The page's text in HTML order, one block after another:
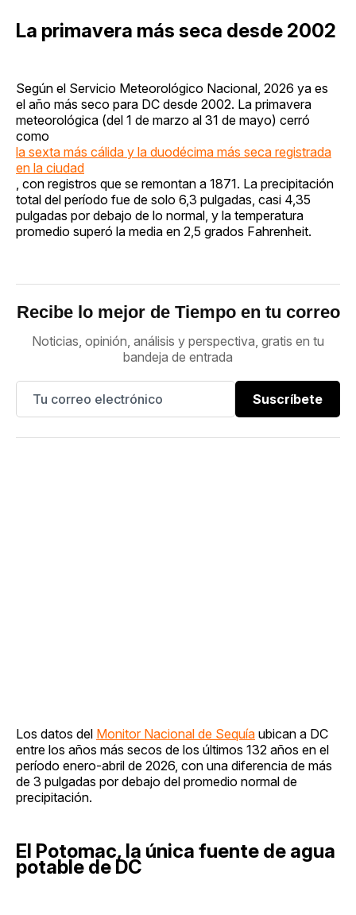
La primavera más seca desde 2002
Según el Servicio Meteorológico Nacional, 2026 ya es
el año más seco para DC desde 2002. La primavera
meteorológica (del 1 de marzo al 31 de mayo) cerró
como
la sexta más cálida y la duodécima más seca registrada
en la ciudad
, con registros que se remontan a 1871. La precipitación
total del período fue de solo 6,3 pulgadas, casi 4,35
pulgadas por debajo de lo normal, y la temperatura
promedio superó la media en 2,5 grados Fahrenheit.
Recibe lo mejor de Tiempo en tu correo
Noticias, opinión, análisis y perspectiva, gratis en tu
bandeja de entrada
Suscríbete
Los datos del Monitor Nacional de Sequía ubican a DC
entre los años más secos de los últimos 132 años en el
período enero-abril de 2026, con una diferencia de más
de 3 pulgadas por debajo del promedio normal de
precipitación.
El Potomac, la única fuente de agua
potable de DC